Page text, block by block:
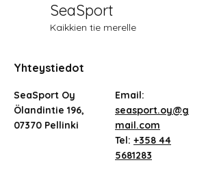
SeaSport
Kaikkien tie merelle
Yhteystiedot
SeaSport Oy
Ölandintie 196,
07370 Pellinki
Email:
seasport.oy@g
mail.com
Tel: +358 44
5681283